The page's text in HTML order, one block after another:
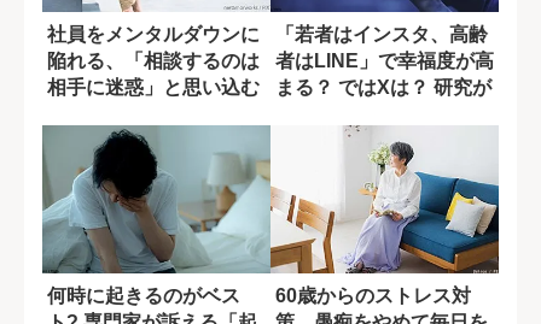
社員をメンタルダウンに
陥れる、「相談するのは
相手に迷惑」と思い込む
「若者はインスタ、高齢
者はLINE」で幸福度が高
まる？ ではXは？ 研究が
何時に起きるのがベス
60歳からのストレス対